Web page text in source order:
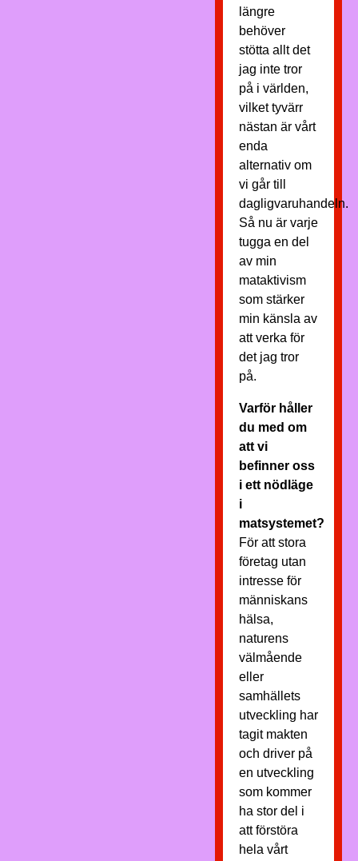
längre
behöver
stötta allt det
jag inte tror
på i världen,
vilket tyvärr
nästan är vårt
enda
alternativ om
vi går till
dagligvaruhandeln.
Så nu är varje
tugga en del
av min
mataktivism
som stärker
min känsla av
att verka för
det jag tror
på.
Varför håller
du med om
att vi
befinner oss
i ett nödläge
i
matsystemet?
För att stora
företag utan
intresse för
människans
hälsa,
naturens
välmående
eller
samhällets
utveckling har
tagit makten
och driver på
en utveckling
som kommer
ha stor del i
att förstöra
hela vårt